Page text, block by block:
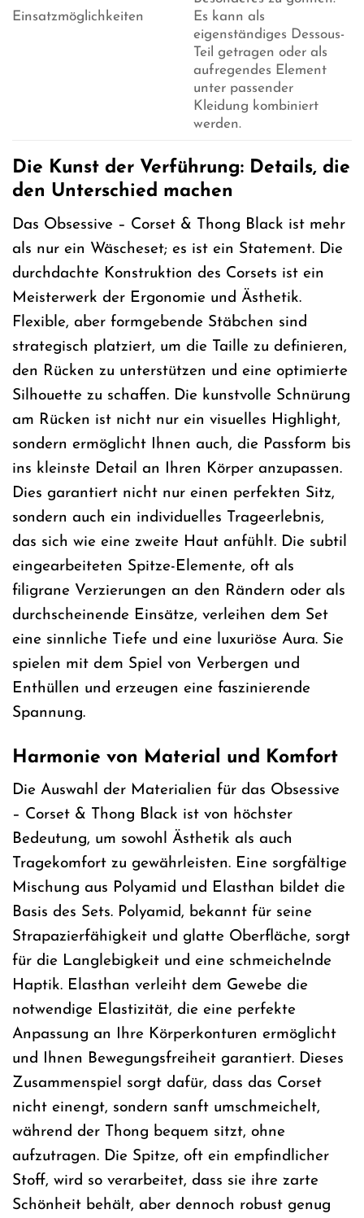
Einsatzmöglichkeiten
Es kann als
eigenständiges Dessous-
Teil getragen oder als
aufregendes Element
unter passender
Kleidung kombiniert
werden.
Die Kunst der Verführung: Details, die
den Unterschied machen
Das Obsessive – Corset & Thong Black ist mehr
als nur ein Wäscheset; es ist ein Statement. Die
durchdachte Konstruktion des Corsets ist ein
Meisterwerk der Ergonomie und Ästhetik.
Flexible, aber formgebende Stäbchen sind
strategisch platziert, um die Taille zu definieren,
den Rücken zu unterstützen und eine optimierte
Silhouette zu schaffen. Die kunstvolle Schnürung
am Rücken ist nicht nur ein visuelles Highlight,
sondern ermöglicht Ihnen auch, die Passform bis
ins kleinste Detail an Ihren Körper anzupassen.
Dies garantiert nicht nur einen perfekten Sitz,
sondern auch ein individuelles Trageerlebnis,
das sich wie eine zweite Haut anfühlt. Die subtil
eingearbeiteten Spitze-Elemente, oft als
filigrane Verzierungen an den Rändern oder als
durchscheinende Einsätze, verleihen dem Set
eine sinnliche Tiefe und eine luxuriöse Aura. Sie
spielen mit dem Spiel von Verbergen und
Enthüllen und erzeugen eine faszinierende
Spannung.
Harmonie von Material und Komfort
Die Auswahl der Materialien für das Obsessive
– Corset & Thong Black ist von höchster
Bedeutung, um sowohl Ästhetik als auch
Tragekomfort zu gewährleisten. Eine sorgfältige
Mischung aus Polyamid und Elasthan bildet die
Basis des Sets. Polyamid, bekannt für seine
Strapazierfähigkeit und glatte Oberfläche, sorgt
für die Langlebigkeit und eine schmeichelnde
Haptik. Elasthan verleiht dem Gewebe die
notwendige Elastizität, die eine perfekte
Anpassung an Ihre Körperkonturen ermöglicht
und Ihnen Bewegungsfreiheit garantiert. Dieses
Zusammenspiel sorgt dafür, dass das Corset
nicht einengt, sondern sanft umschmeichelt,
während der Thong bequem sitzt, ohne
aufzutragen. Die Spitze, oft ein empfindlicher
Stoff, wird so verarbeitet, dass sie ihre zarte
Schönheit behält, aber dennoch robust genug